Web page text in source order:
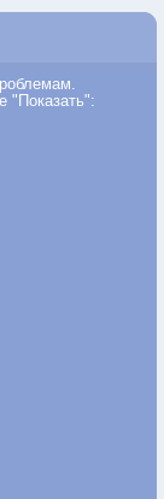
"Показать":